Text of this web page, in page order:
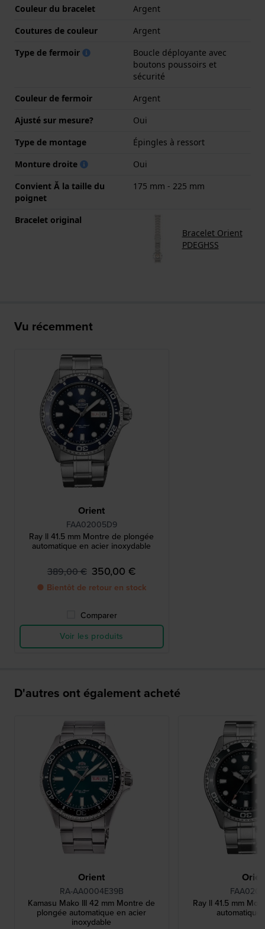
Couleur du bracelet
Argent
Coutures de couleur
Argent
Type de fermoir
Boucle déployante avec
boutons poussoirs et
sécurité
Couleur de fermoir
Argent
Ajusté sur mesure?
Oui
Type de montage
Épingles à ressort
Monture droite
Oui
Convient Ă la taille du
poignet
175 mm - 225 mm
Bracelet original
Bracelet Orient
PDEGHSS
Vu récemment
Orient
FAA02005D9
Ray ll 41.5 mm Montre de plongée
automatique en acier inoxydable
389,00 € 350,00 €
● Bientôt de retour en stock
Comparer
Voir les produits
D'autres ont également acheté
Orient
RA-AA0004E39B
Kamasu Mako III 42 mm Montre de
plongée automatique en acier
inoxydable
Ray ll 41.5 mm
automatique